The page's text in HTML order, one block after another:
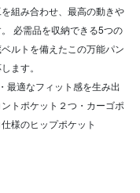
組み合わせ、最高の動きや
必需品を収納できる5つの
ルトを備えたこの万能パン
ます。
最適なフィット感を生み出
トポケット２つ・カーゴポ
様のヒップポケット